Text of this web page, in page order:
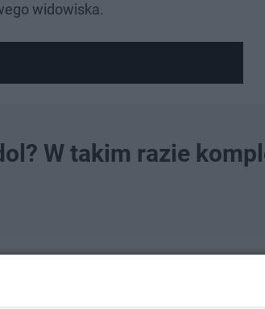
widowiska.
W takim razie